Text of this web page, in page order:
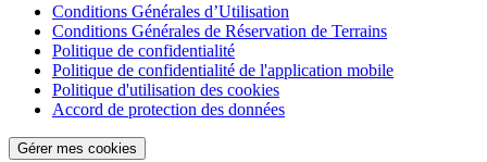
Conditions Générales d’Utilisation
Conditions Générales de Réservation de Terrains
Politique de confidentialité
Politique de confidentialité de l'application mobile
Politique d'utilisation des cookies
Accord de protection des données
Gérer mes cookies